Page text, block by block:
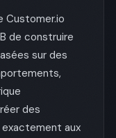
Customer.io
de construire
sur des
des
aux